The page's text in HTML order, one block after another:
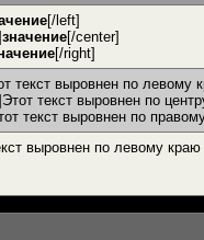
[/left]
значение[/center]
[/right]
текст выровнен по левому
текст выровнен по
текст выровнен по
выровнен по левому краю